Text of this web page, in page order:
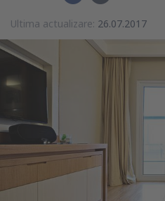
Ultima actualizare: 26.07.2017